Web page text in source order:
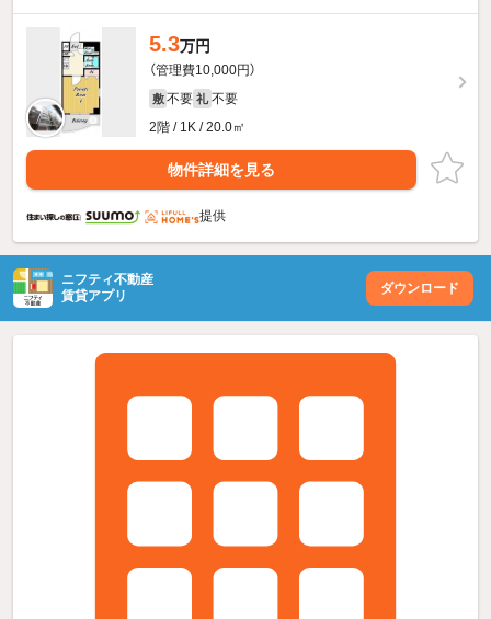
5.3万円
（管理費10,000円）
敷 不要 礼 不要
2階 / 1K / 20.0㎡
物件詳細を見る
提供
ニフティ不動産
賃貸アプリ
ダウンロード